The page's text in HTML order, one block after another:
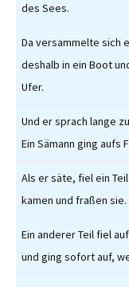
des Sees.
Da versammelte sich
deshalb in ein Boot
Ufer.
Und er sprach lange
Ein Sämann ging aufs
Als er säte, fiel ein
kamen und fraßen sie.
Ein anderer Teil fiel
und ging sofort auf,